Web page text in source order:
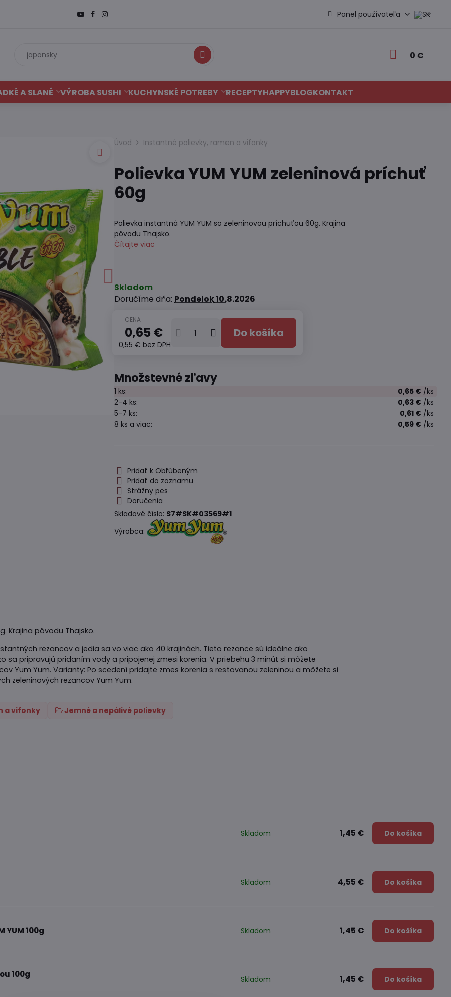
Panel používateľa
Hľadať 0 €
A SLANÉ VÝROBA SUSHI KUCHYNSKÉ POTREBY RECEPTYHAPPYBLOGKONTAKT
Úvod Instantné polievky, ramen a vifonky
Polievka YUM YUM zeleninová príchuť
60g
Polievka instantná YUM YUM so zeleninovou príchuťou 60g. Krajina
pôvodu Thajsko.
Čítajte viac
Skladom
Doručíme dňa:Pondelok10.8.2026
0,65 €
0,55 € bez DPH
Do košíka
Množstevné zľavy
1 ks: 0,65 € /ks
2-4 ks: 0,63 € /ks
5-7 ks: 0,61 € /ks
8 ks a viac: 0,59 € /ks
Pridať k Obľúbeným
Pridať do zoznamu
Strážny pes
Doručenia
Skladové číslo: S7#SK#03569#1
Výrobca:
Krajina pôvodu Thajsko.
rezancov a jedia sa vo viac ako 40 krajinách. Tieto rezance sú ideálne ako
pripravujú pridaním vody a pripojenej zmesi korenia. V priebehu 3 minút si môžete
Yum Yum. Varianty: Po scedení pridajte zmes korenia s restovanou zeleninou a môžete si
zeleninových rezancov Yum Yum.
a vifonky Jemné a nepálivé polievky
Skladom 1,45 € Do košíka
Skladom 4,55 € Do košíka
YUM 100g Skladom 1,45 € Do košíka
100g Skladom 1,45 € Do košíka